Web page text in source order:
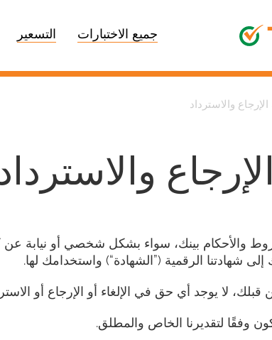
جميع الاختبارات التسعير
والاسترداد
إلى شهادتنا الرقمية (”الشهادة“) واستخدامك لها.
لا يوجد أي حق في الإلغاء أو الإرجاع أو
وفقًا لتقديرنا الخاص والمطلق.